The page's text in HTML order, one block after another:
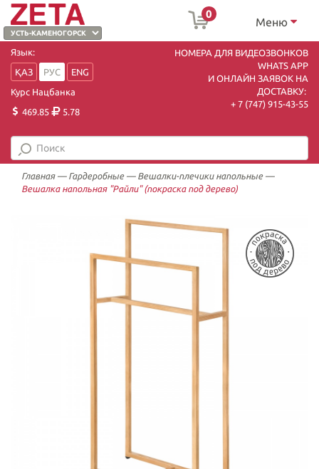
0
Меню
Язык:
ҚАЗ
РУС
ENG
Курс Нацбанка
469.85
5.78
НОМЕРА ДЛЯ ВИДЕОЗВОНКОВ
WHATS APP
И ОНЛАЙН ЗАЯВОК НА
ДОСТАВКУ:
+ 7 (747) 915-43-55
Главная— Гардеробные— Вешалки-плечики напольные—
Вешалка напольная "Райли" (покраска под дерево)